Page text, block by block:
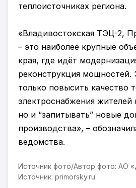
теплоисточниках региона.
«Владивостокская ТЭЦ-2,
– это наиболее крупные
края, где идёт
реконструкция мощностей.
только повысить качество
электроснабжения жителей
но и “запитывать” новые
производства», –
ведомства.
Источник фото/Автор фото: АО
Источник: primorsky.ru